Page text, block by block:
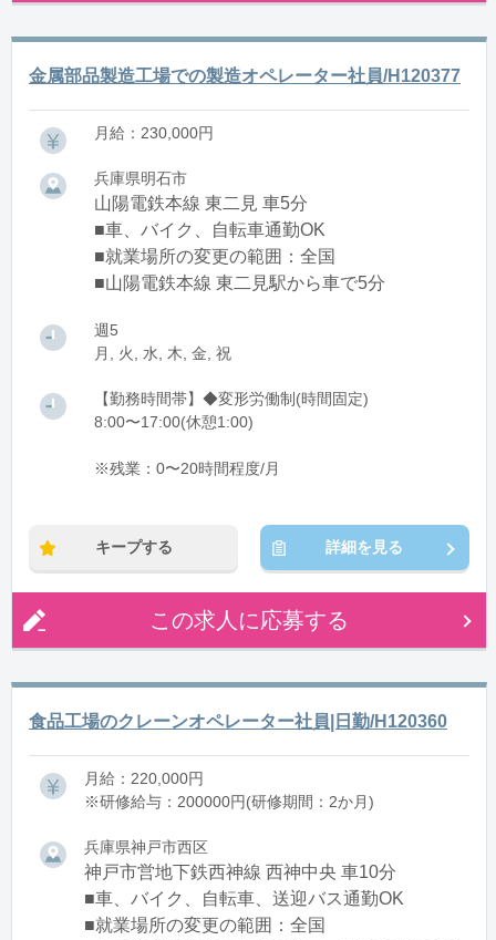
金属部品製造工場での製造オペレーター社員/H120377
月給：230,000円
兵庫県明石市
山陽電鉄本線 東二見 車5分
■車、バイク、自転車通勤OK
■就業場所の変更の範囲：全国
■山陽電鉄本線 東二見駅から車で5分
週5
月, 火, 水, 木, 金, 祝
【勤務時間帯】◆変形労働制(時間固定)
8:00〜17:00(休憩1:00)
※残業：0〜20時間程度/月
キープする 詳細を見る
この求人に応募する
食品工場のクレーンオペレーター社員|日勤/H120360
月給：220,000円
※研修給与：200000円(研修期間：2か月)
兵庫県神戸市西区
神戸市営地下鉄西神線 西神中央 車10分
■車、バイク、自転車、送迎バス通勤OK
■就業場所の変更の範囲：全国